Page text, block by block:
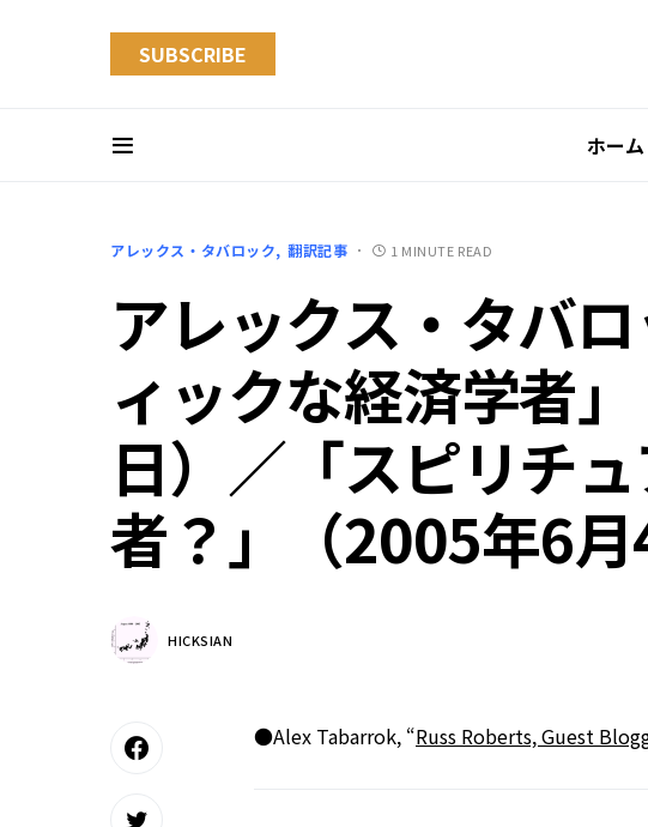
SUBSCRIBE
ホーム
アレックス・タバロック 翻訳記事 1 MINUTE READ
アレックス・タバ
ィックな経済学者
日）／「スピリチ
者？」（2005年6月
HICKSIAN
●Alex Tabarrok, “Russ Roberts, Guest